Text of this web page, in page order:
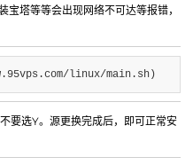
塔等等会出现网络不可达等报错，
linux/main.sh)
要选Y。源更换完成后，即可正常安